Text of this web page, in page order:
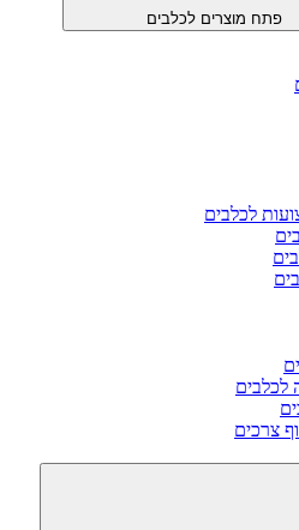
פתח מוצרים לכלבים
לכלבים
לכלבים
צרכים